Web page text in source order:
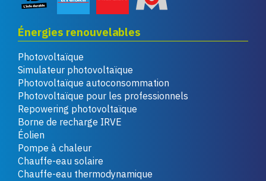
Énergies renouvelables
Photovoltaïque
Simulateur photovoltaïque
Photovoltaïque autoconsommation
Photovoltaïque pour les professionnels
Repowering photovoltaïque
Borne de recharge IRVE
Éolien
Pompe à chaleur
Chauffe-eau solaire
Chauffe-eau thermodynamique